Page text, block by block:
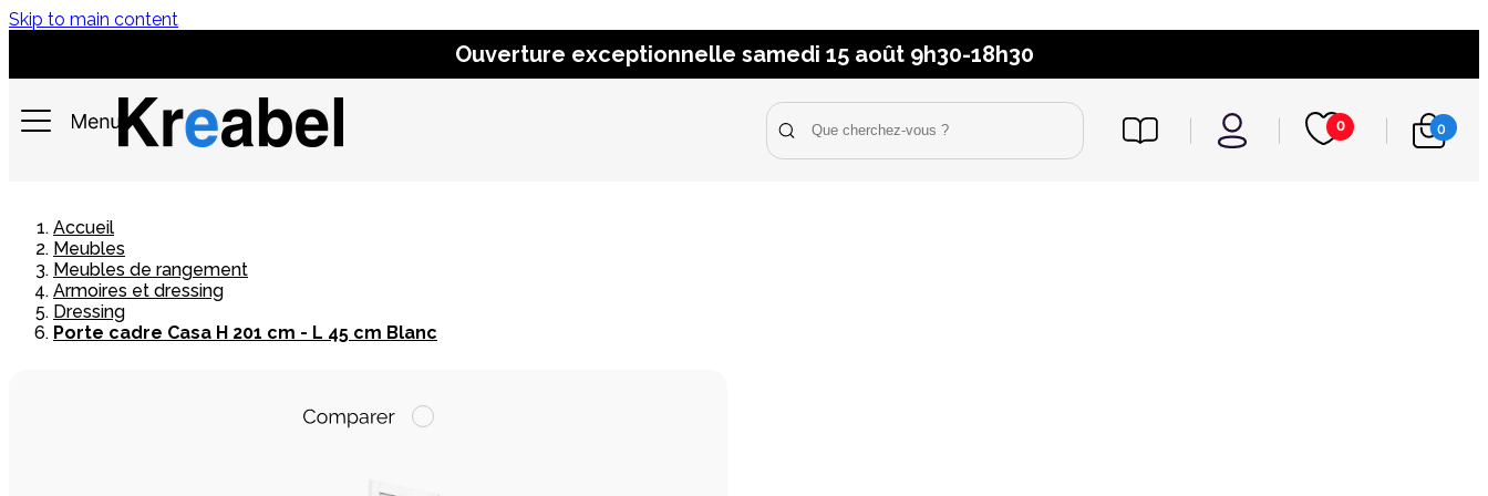
Skip to main content
Ouverture exceptionnelle samedi 15 août 9h30-18h30
0 0
Accueil
Meubles
Meubles de rangement
Armoires et dressing
Dressing
Porte cadre Casa H 201 cm - L 45 cm Blanc